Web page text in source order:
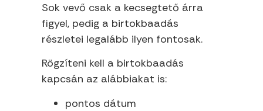
Sok vevő csak a kecsegtető árra
figyel, pedig a birtokbaadás
részletei legalább ilyen fontosak.
Rögzíteni kell a birtokbaadás
kapcsán az alábbiakat is:
pontos dátum